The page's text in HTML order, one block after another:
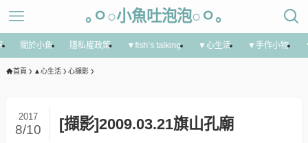
｡ㅇ○小魚吐泡泡○ㅇ｡
關於小魚 隱私權政策 ▼fish’s talking ▼心生活 ▼手作小物
首頁 ▲心生活 心擷影
[擷影]2009.03.21旗山孔廟
2017
8/10